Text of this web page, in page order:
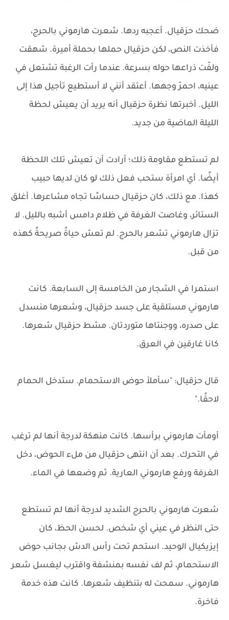
ضحك حزقيال. أعجبه ردها. شعرت هارموني بالحرج،
فأخذت النص، لكن حزقيال حملها بحملة أميرة. شهقت
ولفّت ذراعها حوله بسرعة. عندما رأت الرغبة تشتعل في
عينيه، احمرّ وجهها. أعتقد أنني لا أستطيع تأجيل هذا إلى
الليل. أخبرتها نظرة حزقيال أنه يريد أن يعيش لحظة
الليلة الماضية من جديد.
لم تستطع مقاومة ذلك؛ أرادت أن تعيش تلك اللحظة
أيضًا. أي امرأة ستحب فعل ذلك لو كان لديها حبيب
كهذا. مع ذلك، كان حزقيال حساسًا تجاه مشاعرها. أغلق
الستائر، وغاصت الغرفة في ظلام دامس أشبه بالليل. لا
تزال هارموني تشعر بالحرج. لم تعش حياةً صريحةً كهذه
من قبل.
استمرا في الشجار من الخامسة إلى السابعة. كانت
هارموني مستلقية على جسد حزقيال، وشعرها منسدل
على صدره، ووجنتاها متوردتان. مشط حزقيال شعرها.
كانا غارقين في العرق.
قال حزقيال: "سأملأ حوض الاستحمام. ستدخل الحمام
لاحقًا."
أومأت هارموني برأسها. كانت منهكة لدرجة أنها لم ترغب
في التحرك. بعد أن انتهى حزقيال من ملء الحوض، دخل
الغرفة ورفع هارموني العارية. ثم وضعها في الماء.
شعرت هارموني بالحرج الشديد لدرجة أنها لم تستطع
حتى النظر في عيني أي شخص. لحسن الحظ، كان
إيزيكيال الوحيد. استحم تحت رأس الدش بجانب حوض
الاستحمام، ثم لف نفسه بمنشفة واقترب ليغسل شعر
هارموني. سمحت له بتنظيف شعرها. كانت هذه خدمة
فاخرة.